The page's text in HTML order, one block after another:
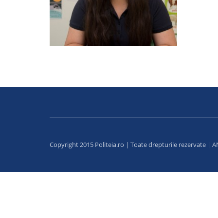
Copyright 2015 Politeia.ro | Toate drepturile rezervate |